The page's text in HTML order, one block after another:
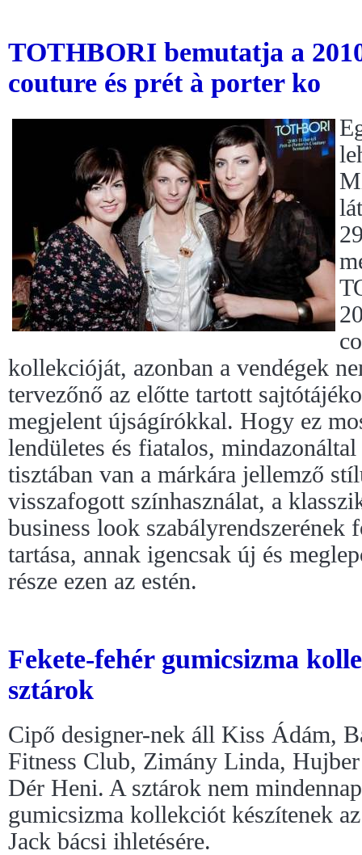
TOTHBORI bemutatja a
couture és prét à porter ko
kollekcióját, azonban a vendégek
tervezőnő az előtte tartott
megjelent újságírókkal. Hogy ez
lendületes és fiatalos,
tisztában van a márkára jellemző
visszafogott színhasználat, a
business look szabályrendszerének
tartása, annak igencsak új és
része ezen az estén.
Fekete-fehér gumicsizma
sztárok
Cipő designer-nek áll Kiss Ádám,
Fitness Club, Zimány Linda,
Dér Heni. A sztárok nem
gumicsizma kollekciót készítenek
Jack bácsi ihletésére.